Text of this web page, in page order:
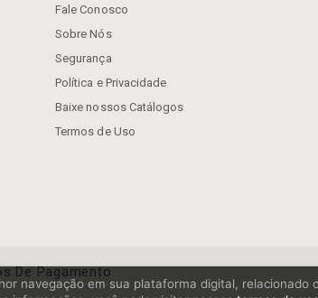
Fale Conosco
Sobre Nós
Segurança
Política e Privacidade
Baixe nossos Catálogos
Termos de Uso
De Pagamento
navegação em sua plataforma digital, relacionado